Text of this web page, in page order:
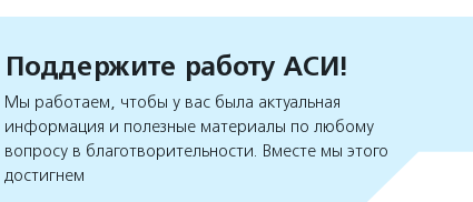
Поддержите работу АСИ!
Мы работаем, чтобы у вас была актуальная
информация и полезные материалы по любому
вопросу в благотворительности. Вместе мы этого
достигнем